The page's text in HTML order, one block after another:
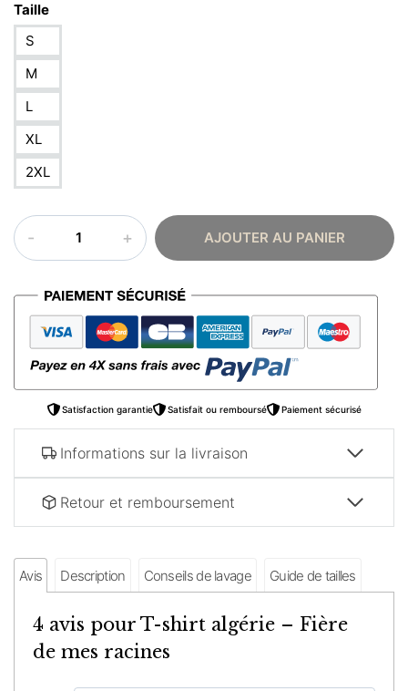
Taille
S
M
L
XL
2XL
quantité
de
shirt
algérie
Fière
AJOUTER AU PANIER
Satisfaction garantie Satisfait ou remboursé Paiement sécurisé
Informations sur la livraison
Retour et remboursement
Avis Description Conseils de lavage Guide de tailles
4 avis pour T-shirt algérie – Fière
de mes racines